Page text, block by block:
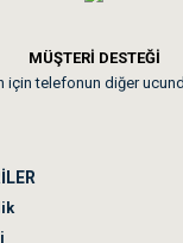
yedi. Tüy
MÜŞTERİ DESTEĞİ
için telefonun diğer